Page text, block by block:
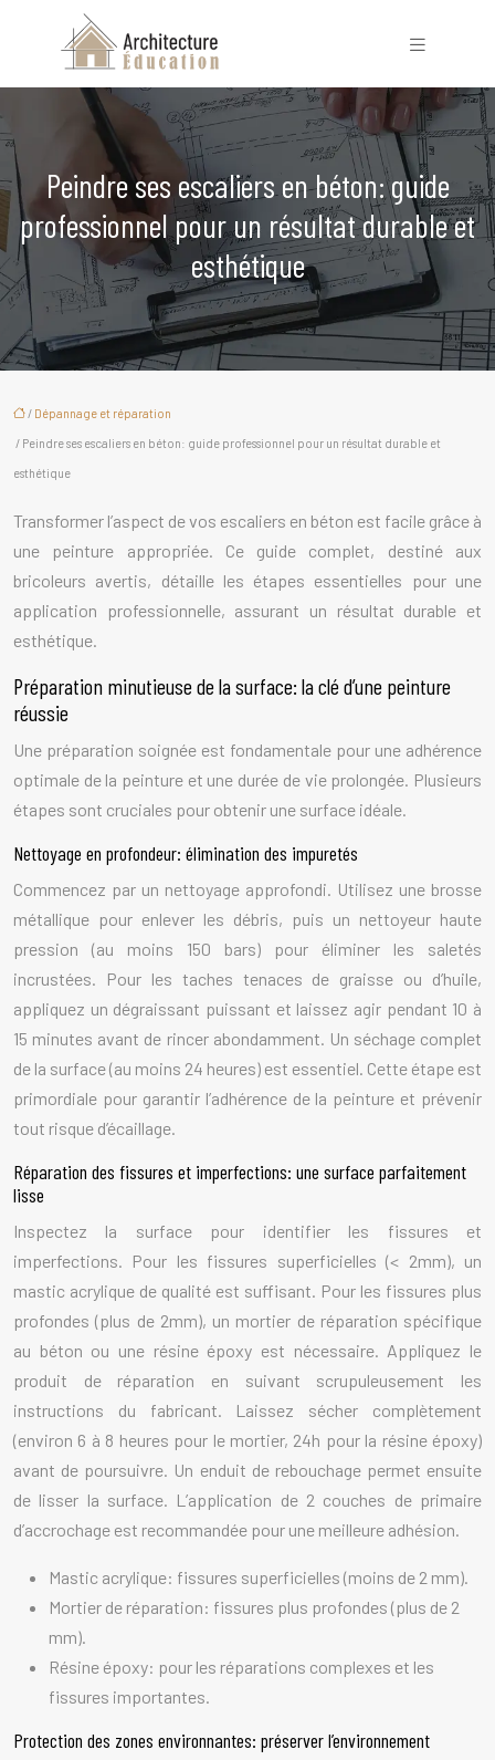
Peindre ses escaliers en béton: guide
professionnel pour un résultat durable et
esthétique
/ Dépannage et réparation
/ Peindre ses escaliers en béton: guide professionnel pour un résultat durable et
esthétique
Transformer l’aspect de vos escaliers en béton est facile grâce à
une peinture appropriée. Ce guide complet, destiné aux
bricoleurs avertis, détaille les étapes essentielles pour une
application professionnelle, assurant un résultat durable et
esthétique.
Préparation minutieuse de la surface: la clé d’une peinture
réussie
Une préparation soignée est fondamentale pour une adhérence
optimale de la peinture et une durée de vie prolongée. Plusieurs
étapes sont cruciales pour obtenir une surface idéale.
Nettoyage en profondeur: élimination des impuretés
Commencez par un nettoyage approfondi. Utilisez une brosse
métallique pour enlever les débris, puis un nettoyeur haute
pression (au moins 150 bars) pour éliminer les saletés
incrustées. Pour les taches tenaces de graisse ou d’huile,
appliquez un dégraissant puissant et laissez agir pendant 10 à
15 minutes avant de rincer abondamment. Un séchage complet
de la surface (au moins 24 heures) est essentiel. Cette étape est
primordiale pour garantir l’adhérence de la peinture et prévenir
tout risque d’écaillage.
Réparation des fissures et imperfections: une surface parfaitement
lisse
Inspectez la surface pour identifier les fissures et
imperfections. Pour les fissures superficielles (< 2mm), un
mastic acrylique de qualité est suffisant. Pour les fissures plus
profondes (plus de 2mm), un mortier de réparation spécifique
au béton ou une résine époxy est nécessaire. Appliquez le
produit de réparation en suivant scrupuleusement les
instructions du fabricant. Laissez sécher complètement
(environ 6 à 8 heures pour le mortier, 24h pour la résine époxy)
avant de poursuivre. Un enduit de rebouchage permet ensuite
de lisser la surface. L’application de 2 couches de primaire
d’accrochage est recommandée pour une meilleure adhésion.
Mastic acrylique: fissures superficielles (moins de 2 mm).
Mortier de réparation: fissures plus profondes (plus de 2
mm).
Résine époxy: pour les réparations complexes et les
fissures importantes.
Protection des zones environnantes: préserver l’environnement